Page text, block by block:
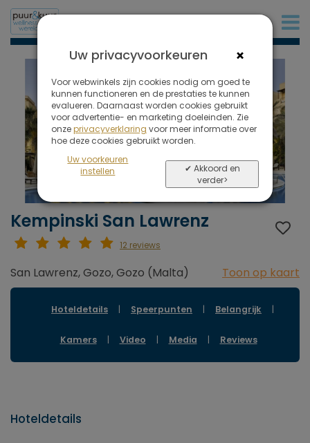
Kempinski San Lawrenz
12 reviews
San Lawrenz, Gozo, Gozo (Malta) Toon op kaart
Hoteldetails | Speerpunten | Belangrijk |
Kamers | Video | Media | Reviews
Hoteldetails
×
Uw privacyvoorkeuren
Voor webwinkels zijn cookies nodig om goed te
kunnen functioneren en de prestaties te kunnen
evalueren. Daarnaast worden cookies gebruikt
voor advertentie- en marketing doeleinden. Zie
onzeprivacyverklaring voor meer informatie over
hoe deze cookies gebruikt worden.
Uw voorkeuren
instellen
✔ Akkoord en
verder>